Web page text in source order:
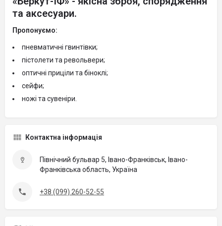
та аксесуари.
Пропонуємо:
пневматичні гвинтівки;
пістолети та револьвери;
оптичні приціли та біноклі;
сейфи;
ножі та сувеніри.
Контактна інформація
Північний бульвар 5, Івано-Франківськ, Івано-
Франківська область, Україна
+38 (099) 260-52-55